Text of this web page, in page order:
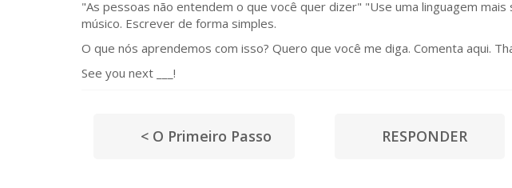
"As pessoas não entendem o que você quer dizer" "Use uma linguagem
músico. Escrever de forma simples.
O que nós aprendemos com isso? Quero que você me diga. Comenta aqui.
See you next ___!
< O Primeiro Passo RESPONDER